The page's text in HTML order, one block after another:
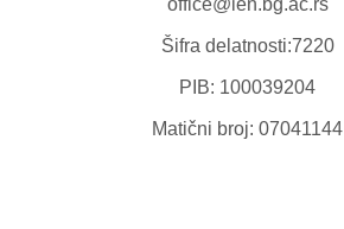
office@ien.bg.ac.rs
Šifra delatnosti:7220
PIB: 100039204
Matični broj: 07041144